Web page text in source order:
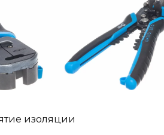
изоляции